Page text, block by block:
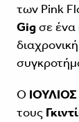
των Pink
Gigσε ένα
Ο ΙΟΥΛΙΟΣ
τους